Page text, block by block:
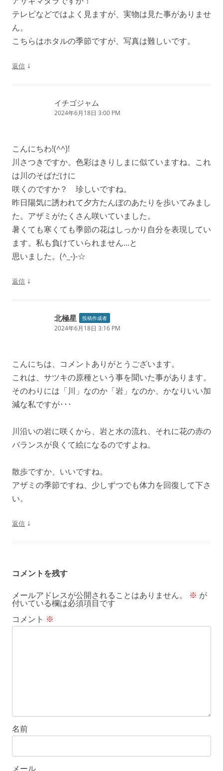
テレビなどではよく見ますが、実物は見た事がありませ
ん。
こちらはホタルの季節ですが、写真は難しいです。
返信 ↓
イチゴジャム
2024年6月18日 3:00 PM
こんにちわ!(^^)!
川さつきですか。色彩はきりしまに似ていますね。これ
は川のそばだけに
咲くのですか？ 珍しいですね。
昨日陽気に誘われて夕方たんぼのあたりを歩いてみまし
た。アザミがたくさん咲いていました。
暑くても寒くても季節の花はしっかり自分を表現してい
ます。私も負けていられません…と
思いました。(^_-)-☆
返信 ↓
北極星 投稿作成者
2024年6月18日 3:16 PM
こんにちは、コメントありがとうございます。
これは、サツキの原種という事を聞いた事があります。
そのわりには「川」なのか「岩」なのか、かなりいい加
減な私ですが･･･
川沿いの岩に咲くから、岩と水の流れ、それに花の赤の
バランスが良くて絵になるのですよね。
散歩ですか、いいですね。
アザミの季節ですね、少しずつでも体力を回復して下さ
い。
返信 ↓
コメントを残す
メールアドレスが公開されることはありません。
※ が
付いている欄は必須項目です
コメント ※
名前
メール